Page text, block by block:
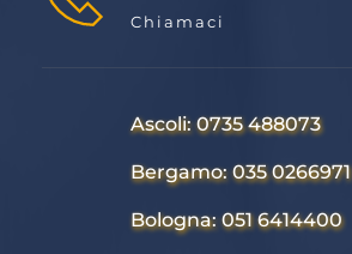
Chiamaci
Ascoli: 0735 488073
Bergamo: 035 0266971
Bologna: 051 6414400